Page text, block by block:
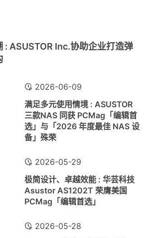
: ASUSTOR Inc.协助企业打造弹
2026-06-09
满足多元使用情境 : ASUSTOR
三款NAS 同获 PCMag「编辑首
选」与「2026 年度最佳 NAS 设
备」殊荣
2026-05-29
极简设计、卓越效能 : 华芸科技
Asustor AS1202T 荣膺美国
PCMag「编辑首选」
2026-05-28